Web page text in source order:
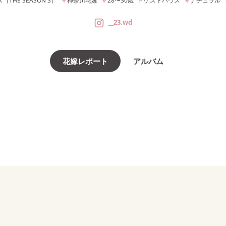
__23.wd
花嫁レポート アルバム